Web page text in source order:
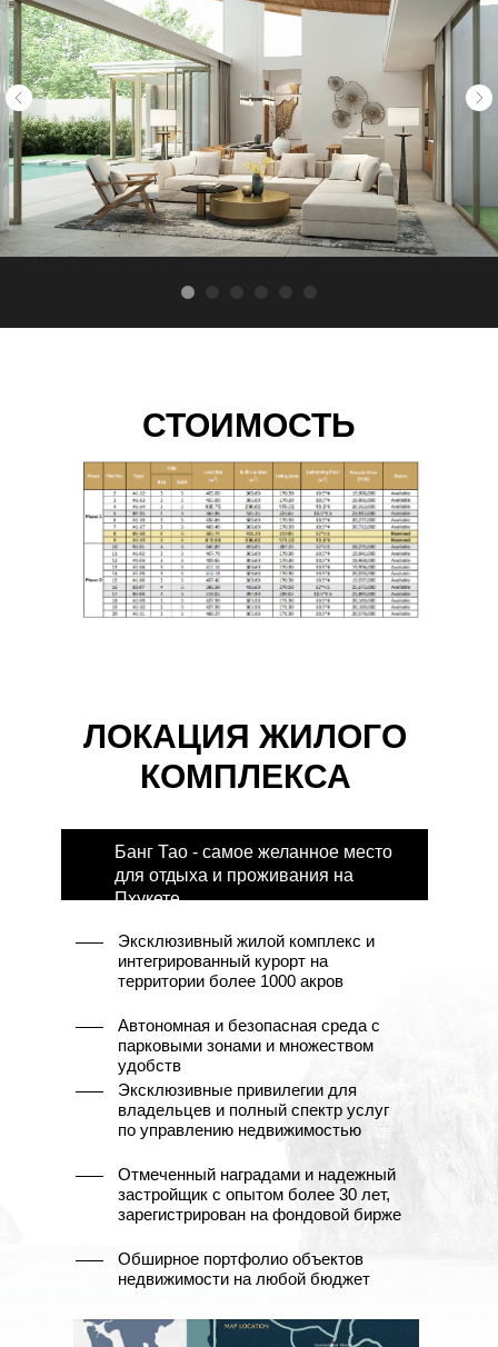
Эксклюзивный жилой комплекс и
интегрированный курорт на
территории более 1000 акров
Автономная и безопасная среда с
парковыми зонами и множеством
удобств
Эксклюзивные привилегии для
владельцев и полный спектр услуг
по управлению недвижимостью
Отмеченный наградами и надежный
застройщик с опытом более 30 лет,
зарегистрирован на фондовой бирже
Обширное портфолио объектов
недвижимости на любой бюджет
СТОИМОСТЬ
ЛОКАЦИЯ ЖИЛОГО
КОМПЛЕКСА
Банг Тао - самое желанное место
для отдыха и проживания на
Пхукете